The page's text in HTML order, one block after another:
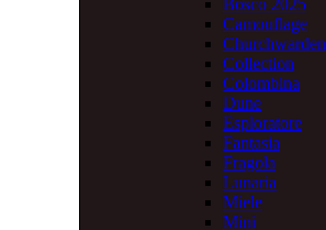
Bosco 2025
Camouflage
Churchwarden
Collection
Colombina
Dune
Esploratore
Fantasia
Fragola
Lunaria
Miele
Mini